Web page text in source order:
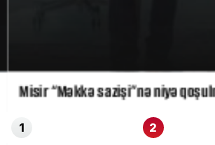
Misir “Məkkə sazişi”nə niyə
1 2